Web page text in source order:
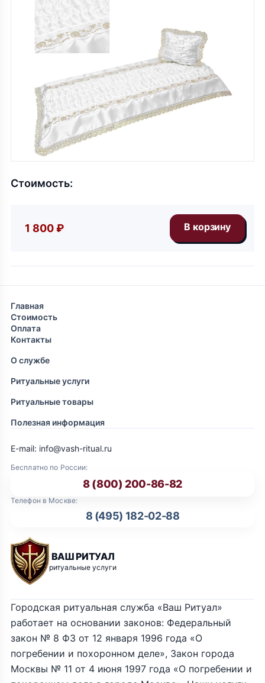
Стоимость:
1 800 ₽
Главная
Стоимость
Оплата
Контакты
О службе
Ритуальные услуги
Ритуальные товары
Полезная информация
ВАШ РИТУАЛ
ритуальные услуги
Бесплатно по России:
8 (800) 200-86-82
Телефон в Москве:
8 (495) 182-02-88
E-mail: info@vash-ritual.ru
Городская ритуальная служба «Ваш Ритуал»
работает на основании законов: Федеральный
закон № 8 ФЗ от 12 января 1996 года «О
погребении и похоронном деле», Закон города
Москвы № 11 от 4 июня 1997 года «О погребении и